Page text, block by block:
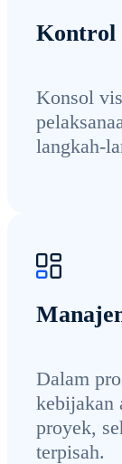
Kontrol
Konsol
langkah-
Dalam
kebijakan
proyek,
terpisah.